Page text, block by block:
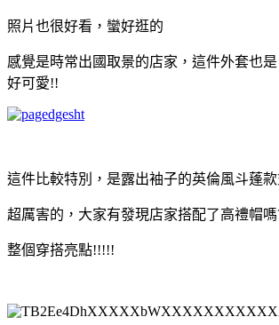
照片也很好看，蠻好逛的
感覺是時常出國取景的店家，這件外套也是
好可愛!!
這件比較特別，是露出袖子的英倫風斗蓬
超厲害的，大家有發現店家搭配了高禮帽嗎
整個穿搭亮點!!!!!